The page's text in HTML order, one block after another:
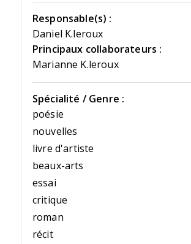
Responsable(s) :
Daniel K.leroux
Principaux collaborateurs :
Marianne K.leroux
Spécialité / Genre :
poésie
nouvelles
livre d'artiste
beaux-arts
essai
critique
roman
récit